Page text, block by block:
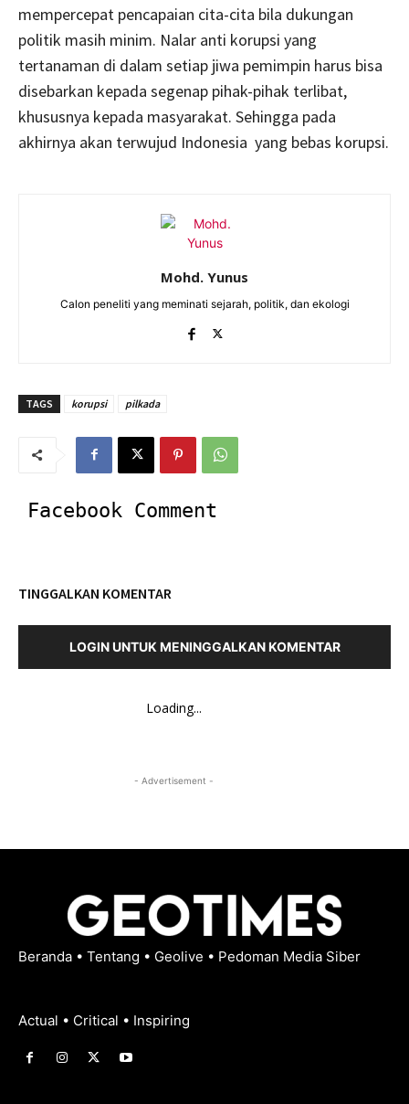
mempercepat pencapaian cita-cita bila dukungan
politik masih minim. Nalar anti korupsi yang
tertanaman di dalam setiap jiwa pemimpin harus bisa
disebarkan kepada segenap pihak-pihak terlibat,
khususnya kepada masyarakat. Sehingga pada
akhirnya akan terwujud Indonesia yang bebas korupsi.
Mohd. Yunus
Calon peneliti yang meminati sejarah, politik, dan ekologi
TAGS korupsi pilkada
Facebook Comment
TINGGALKAN KOMENTAR
LOGIN UNTUK MENINGGALKAN KOMENTAR
Loading...
- Advertisement -
Beranda • Tentang • Geolive • Pedoman Media Siber
Actual • Critical • Inspiring